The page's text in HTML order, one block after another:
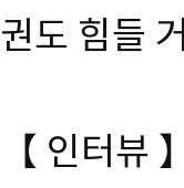
권도 힘들
【 인터뷰